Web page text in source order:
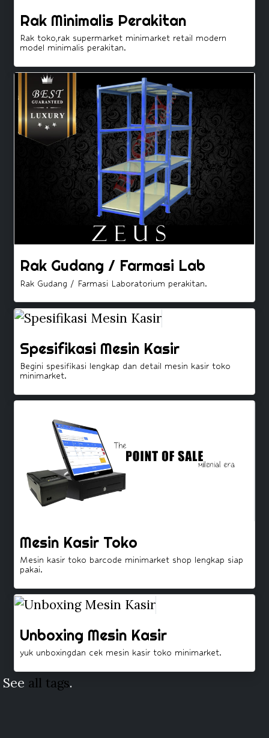
Rak Minimalis Perakitan
Rak toko,rak supermarket minimarket retail modern
model minimalis perakitan.
Rak Gudang / Farmasi Lab
Rak Gudang / Farmasi Laboratorium perakitan.
Spesifikasi Mesin Kasir
Begini spesifikasi lengkap dan detail mesin kasir toko
minimarket.
Mesin Kasir Toko
Mesin kasir toko barcode minimarket shop lengkap siap
pakai.
Unboxing Mesin Kasir
yuk unboxingdan cek mesin kasir toko minimarket.
See all tags.